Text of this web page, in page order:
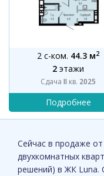
Сейчас в продаже
двухкомнатных
решений) в ЖК Luna.
2 с-ком. 44.3 м2
2 этажи
Сдача II кв. 2025